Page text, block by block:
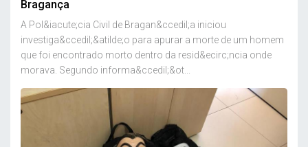
Bragança
A Pol&iacute;cia Civil de Bragan&ccedil;a iniciou
investiga&ccedil;&atilde;o para apurar a morte de um homem
que foi encontrado morto dentro da resid&ecirc;ncia onde
morava. Segundo informa&ccedil;&ot...